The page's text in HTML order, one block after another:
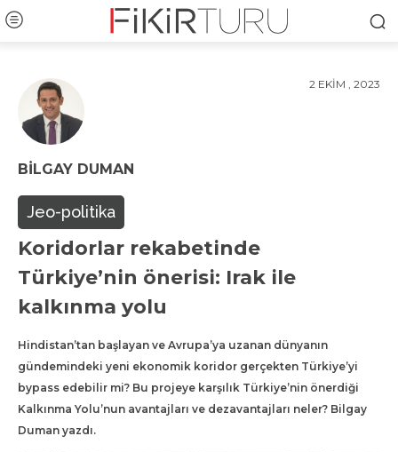
2 EKIM , 2023
BILGAY DUMAN
Jeo-politika
Koridorlar rekabetinde
Türkiye’nin önerisi: Irak ile
kalkınma yolu
Hindistan’tan başlayan ve Avrupa’ya uzanan dünyanın
gündemindeki yeni ekonomik koridor gerçekten Türkiye’yi
bypass edebilir mi? Bu projeye karşılık Türkiye’nin önerdiği
Kalkınma Yolu’nun avantajları ve dezavantajları neler? Bilgay
Duman yazdı.